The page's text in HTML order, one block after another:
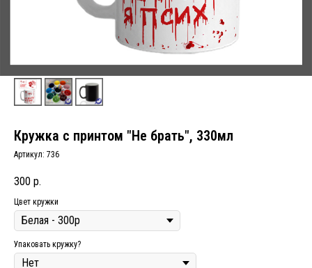
Кружка с принтом "Не брать", 330мл
Артикул: 736
300 р.
Цвет кружки
Упаковать кружку?